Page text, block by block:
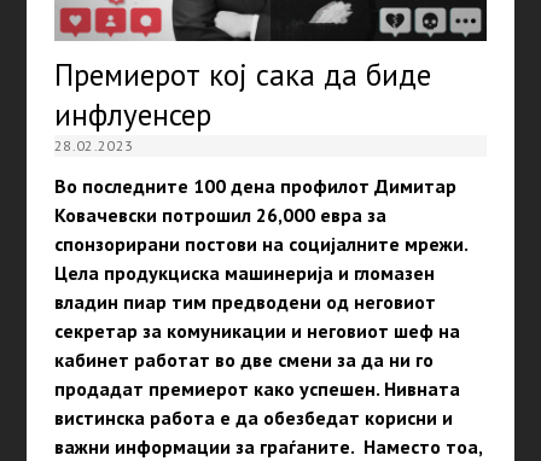
Премиерот кој сака да биде
инфлуенсер
28.02.2023
Во последните 100 дена профилот Димитар
Ковачевски потрошил 26,000 евра за
спонзорирани постови на социјалните мрежи.
Цела продукциска машинерија и гломазен
владин пиар тим предводени од неговиот
секретар за комуникации и неговиот шеф на
кабинет работат во две смени за да ни го
продадат премиерот како успешен. Нивната
вистинска работа е да обезбедат корисни и
важни информации за граѓаните. Наместо тоа,